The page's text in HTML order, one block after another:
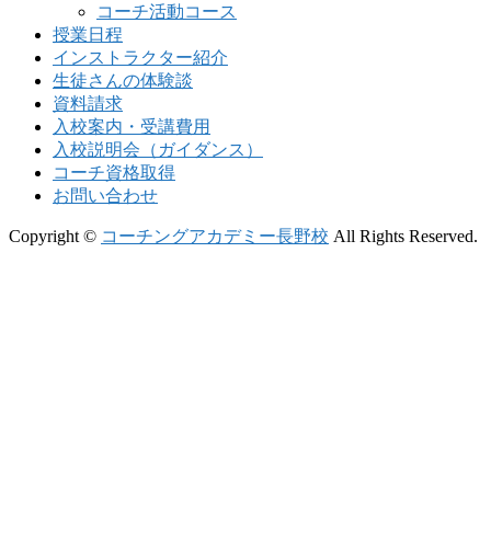
コーチ活動コース
授業日程
インストラクター紹介
生徒さんの体験談
資料請求
入校案内・受講費用
入校説明会（ガイダンス）
コーチ資格取得
お問い合わせ
Copyright © コーチングアカデミー長野校 All Rights Reserved.